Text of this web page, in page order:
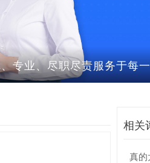
专业、尽职尽责服务于每
相关